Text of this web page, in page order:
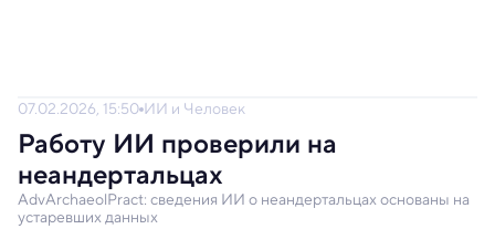
07.02.2026, 15:50 ИИ и Человек
Работу ИИ проверили на
неандертальцах
AdvArchaeolPract: сведения ИИ о неандертальцах основаны на
устаревших данных